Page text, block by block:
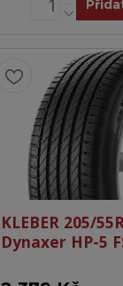
KLEBER 205/
Dynaxer HP-5